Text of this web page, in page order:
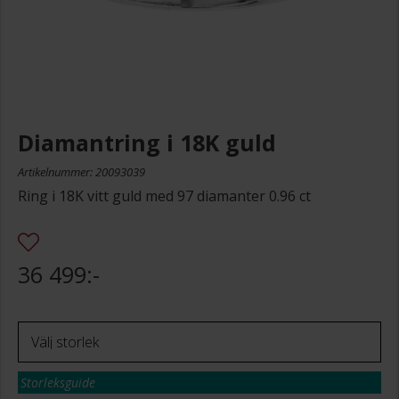
Diamantring i 18K guld
Artikelnummer: 20093039
Ring i 18K vitt guld med 97 diamanter 0.96 ct
36 499:-
Storleksguide